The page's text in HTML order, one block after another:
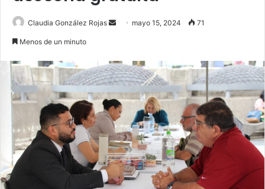
Claudia González Rojas
Send mayo 15, 2024 71
Menos de un minuto